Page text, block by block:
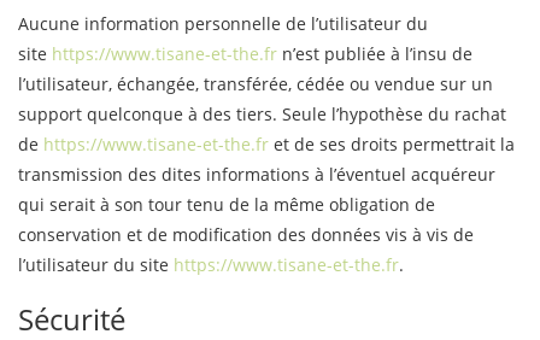
Aucune information personnelle de l’utilisateur du
site https://www.tisane-et-the.fr n’est publiée à l’insu de
l’utilisateur, échangée, transférée, cédée ou vendue sur un
support quelconque à des tiers. Seule l’hypothèse du rachat
de https://www.tisane-et-the.fr et de ses droits permettrait la
transmission des dites informations à l’éventuel acquéreur
qui serait à son tour tenu de la même obligation de
conservation et de modification des données vis à vis de
l’utilisateur du site https://www.tisane-et-the.fr.
Sécurité